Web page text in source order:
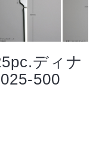
ディナ
500